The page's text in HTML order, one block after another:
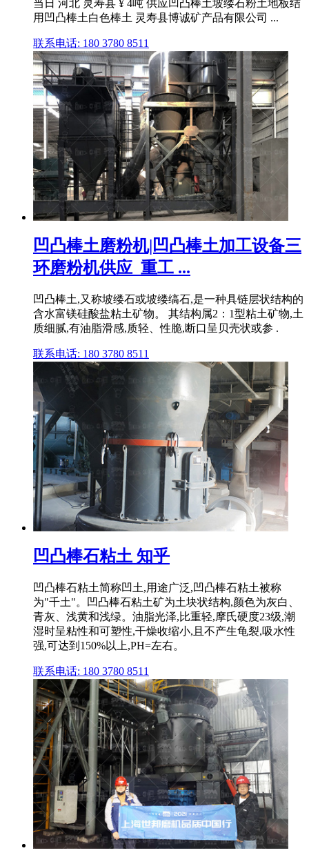
当日 河北 灵寿县 ¥ 4吨 供应凹凸棒土坡缕石粉土地板结
用凹凸棒土白色棒土 灵寿县博诚矿产品有限公司 ...
联系电话: 180 3780 8511
凹凸棒土磨粉机|凹凸棒土加工设备三
环磨粉机供应_重工 ...
凹凸棒土,又称坡缕石或坡缕缟石,是一种具链层状结构的
含水富镁硅酸盐粘土矿物。 其结构属2：1型粘土矿物,土
质细腻,有油脂滑感,质轻、性脆,断口呈贝壳状或参 .
联系电话: 180 3780 8511
凹凸棒石粘土 知乎
凹凸棒石粘土简称凹土,用途广泛,凹凸棒石粘土被称
为"千土"。凹凸棒石粘土矿为土块状结构,颜色为灰白、
青灰、浅黄和浅绿。油脂光泽,比重轻,摩氏硬度23级,潮
湿时呈粘性和可塑性,干燥收缩小,且不产生龟裂,吸水性
强,可达到150%以上,PH=左右。
联系电话: 180 3780 8511